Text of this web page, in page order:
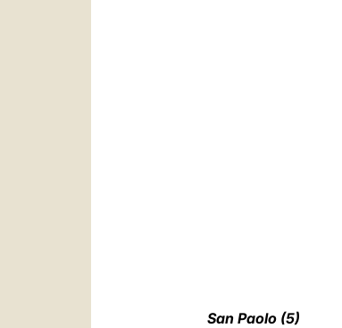
San Paolo (5)